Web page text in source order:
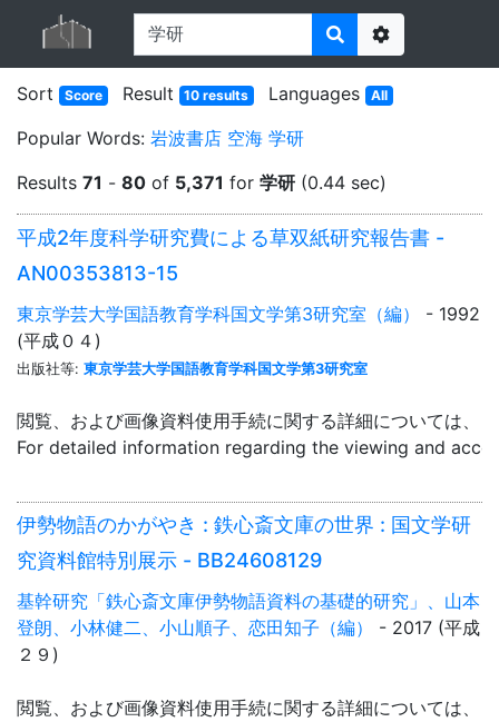
Options
Sort
Score Result 10 results Languages All
Popular Words: 岩波書店 空海 学研
Results 71 - 80 of 5,371 for 学研 (0.44 sec)
平成2年度科学研究費による草双紙研究報告書 -
AN00353813-15
東京学芸大学国語教育学科国文学第3研究室（編）
- 1992
(平成０４)
出版社等: 東京学芸大学国語教育学科国文学第3研究室
閲覧、および画像資料使用手続に関する詳細については、「
For detailed information regarding the viewing and
伊勢物語のかがやき : 鉄心斎文庫の世界 : 国文学研
究資料館特別展示 - BB24608129
基幹研究「鉄心斎文庫伊勢物語資料の基礎的研究」、山本
登朗、小林健二、小山順子、恋田知子（編）
- 2017 (平成
２９)
閲覧、および画像資料使用手続に関する詳細については、「